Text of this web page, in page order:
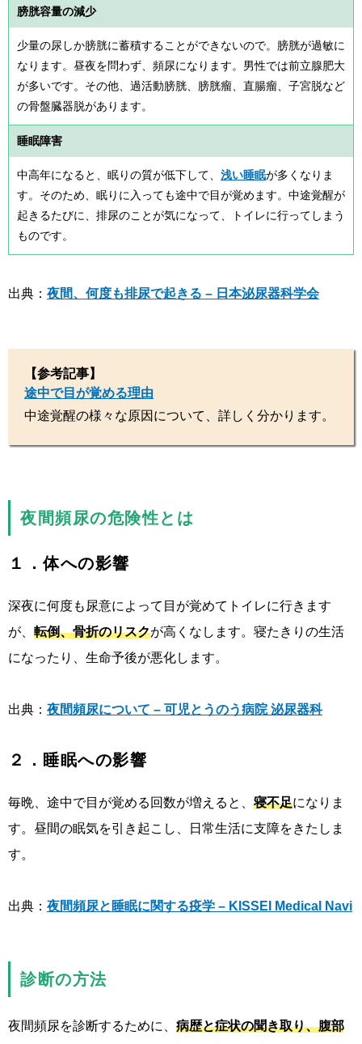
膀胱容量の減少
少量の尿しか膀胱に蓄積することができないので。膀胱が過敏に
なります。昼夜を問わず、頻尿になります。男性では前立腺肥大
が多いです。その他、過活動膀胱、膀胱瘤、直腸瘤、子宮脱など
の骨盤臓器脱があります。
睡眠障害
中高年になると、眠りの質が低下して、 浅い睡眠が多くなりま
す。そのため、眠りに入っても途中で目が覚めます。中途覚醒が
起きるたびに、排尿のことが気になって、トイレに行ってしまう
ものです。
出典： 夜間、何度も排尿で起きる – 日本泌尿器科学会
【参考記事】
途中で目が覚める理由
中途覚醒の様々な原因について、詳しく分かります。
夜間頻尿の危険性とは
１．体への影響
深夜に何度も尿意によって目が覚めてトイレに行きます
が、 転倒、骨折のリスクが高くなします。寝たきりの生活
になったり、生命予後が悪化します。
出典： 夜間頻尿について – 可児とうのう病院 泌尿器科
２．睡眠への影響
毎晩、途中で目が覚める回数が増えると、 寝不足になりま
す。昼間の眠気を引き起こし、日常生活に支障をきたしま
す。
出典： 夜間頻尿と睡眠に関する疫学 – KISSEI Medical Navi
診断の方法
夜間頻尿を診断するために、 病歴と症状の聞き取り、腹部